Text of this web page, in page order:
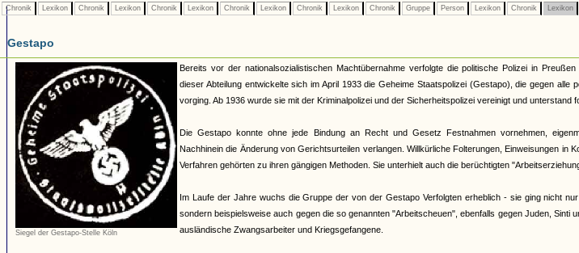
Chronik Lexikon Chronik Lexikon Chronik Lexikon Chronik Lexikon Chronik Lexikon Chronik Gruppe Person Lexikon Chronik Lexikon
Gestapo
Siegel der Gestapo-Stelle Köln
Bereits vor der nationalsozialistischen Machtübernahme verfolgte die politische Polizei in
dieser Abteilung entwickelte sich im April 1933 die Geheime Staatspolizei (Gestapo), die gegen alle
vorging. Ab 1936 wurde sie mit der Kriminalpolizei und der Sicherheitspolizei vereinigt und unterstand
Die Gestapo konnte ohne jede Bindung an Recht und Gesetz Festnahmen vornehmen,
Nachhinein die Änderung von Gerichtsurteilen verlangen. Willkürliche Folterungen, Einweisungen in
Verfahren gehörten zu ihren gängigen Methoden. Sie unterhielt auch die berüchtigten
Im Laufe der Jahre wuchs die Gruppe der von der Gestapo Verfolgten erheblich - sie ging nicht
sondern beispielsweise auch gegen die so genannten "Arbeitscheuen", ebenfalls gegen Juden, Sinti
ausländische Zwangsarbeiter und Kriegsgefangene.